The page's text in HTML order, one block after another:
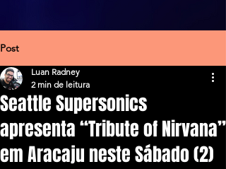
Post
Seattle Supersonics
apresenta “Tribute of Nirvana”
em Aracaju neste Sábado (2)
Luan Radney
2 min de leitura